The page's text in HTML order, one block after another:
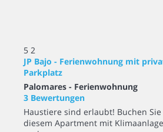
5 2
JP Bajo - Ferienwohnung mit
Parkplatz
Palomares - Ferienwohnung
3 Bewertungen
Haustiere sind erlaubt! Buchen
diesem Apartment mit